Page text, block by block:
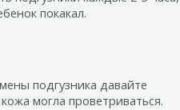
покакал.
подгузника давайте
могла проветриваться.